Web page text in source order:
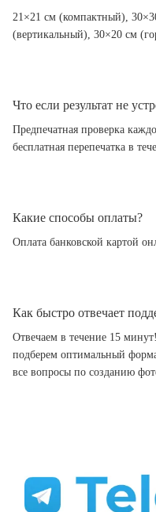
21×21 см (компактный),
(вертикальный), 30×20 см
Что если результат не
Предпечатная проверка
бесплатная перепечатка в
Какие способы оплаты?
Оплата банковской картой
Как быстро отвечает
Отвечаем в течение 15
подберем оптимальный
все вопросы по созданию